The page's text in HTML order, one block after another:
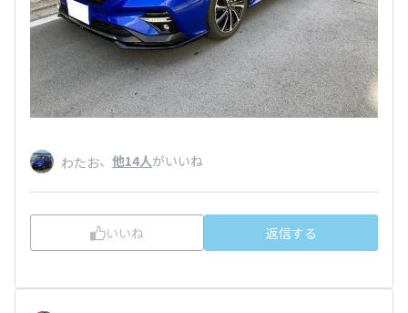
わたお、 他14人がいいね
いいね 返信する